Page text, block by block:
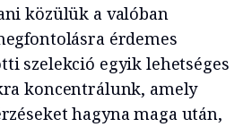
közülük a valóban
érdemes
szelekció egyik lehetséges
koncentrálunk, amely
hagyna maga után,